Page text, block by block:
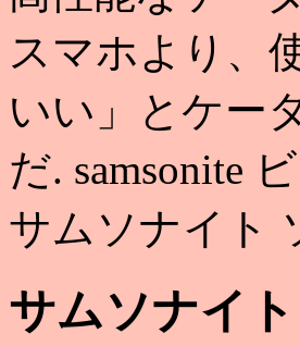
スマホより、
いい」とケー
だ. samsonite
サムソナイト
サムソナイ